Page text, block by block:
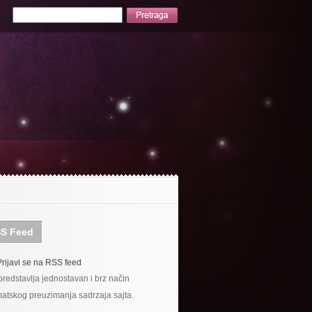
Feed
se na RSS feed
jednostavan i brz način
preuzimanja sadrzaja sajta.